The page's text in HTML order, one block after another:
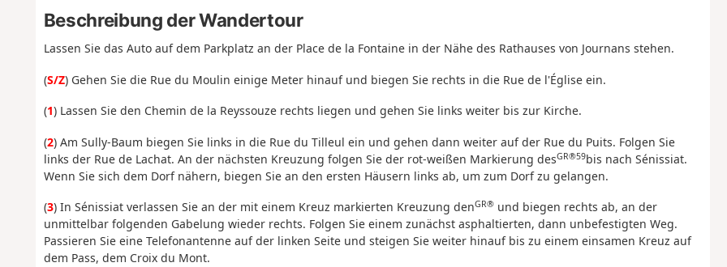
Beschreibung der Wandertour
Lassen Sie das Auto auf dem Parkplatz an der Place de la Fontaine in der Nähe des Rathauses von Journans stehen.
(S/Z) Gehen Sie die Rue du Moulin einige Meter hinauf und biegen Sie rechts in die Rue de l'Église ein.
(1) Lassen Sie den Chemin de la Reyssouze rechts liegen und gehen Sie links weiter bis zur Kirche.
(2) Am Sully-Baum biegen Sie links in die Rue du Tilleul ein und gehen dann weiter auf der Rue du Puits. Folgen Sie
links der Rue de Lachat. An der nächsten Kreuzung folgen Sie der rot-weißen Markierung desGR®59bis nach Sénissiat.
Wenn Sie sich dem Dorf nähern, biegen Sie an den ersten Häusern links ab, um zum Dorf zu gelangen.
(3) In Sénissiat verlassen Sie an der mit einem Kreuz markierten Kreuzung denGR®und biegen rechts ab, an der
unmittelbar folgenden Gabelung wieder rechts. Folgen Sie einem zunächst asphaltierten, dann unbefestigten Weg.
Passieren Sie eine Telefonantenne auf der linken Seite und steigen Sie weiter hinauf bis zu einem einsamen Kreuz auf
dem Pass, dem Croix du Mont.